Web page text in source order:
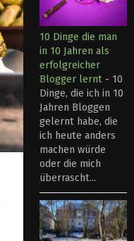
10 Dinge die man
in 10 Jahren als
erfolgreicher
Blogger lernt - 10
Dinge, die ich in 10
Jahren Bloggen
gelernt habe, die
ich heute anders
machen würde
oder die mich
überrascht...